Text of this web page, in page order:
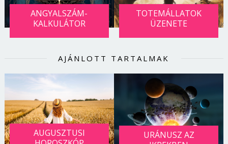
ANGYALSZÁM-
KALKULÁTOR
TOTEMÁLLATOK
ÜZENETE
AJÁNLOTT TARTALMAK
AUGUSZTUSI
URÁNUSZ AZ
Borsonline bejelentkezés
E-mail cím vagy felhasználónév